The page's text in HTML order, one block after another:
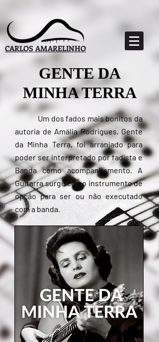
CARLOS AMARELINHO
GENTE DA
MINHA TERRA
Um dos fados mais bonitos da
autoria de Amália Rodrigues, Gente
da Minha Terra, foi arranjado para
poder ser interpretado por fadista e
Banda como acompanhamento. A
Guitarra surge como instrumento de
opção para ser ou não executado
com a banda.